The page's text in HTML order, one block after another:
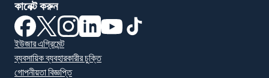
কানেক্ট করুন
(নতুন উইন্ডোতে খুলবে)
(নতুন উইন্ডোতে খুলবে)
(নতুন উইন্ডোতে খুলবে)
(নতুন উইন্ডোতে খুলবে)
(নতুন উইন্ডোতে খুলবে)
ইউজার এগ্রিমেন্ট
ব্যবসায়িক ব্যবহারকারীর চুক্তি
গোপনীয়তা বিজ্ঞপ্তি